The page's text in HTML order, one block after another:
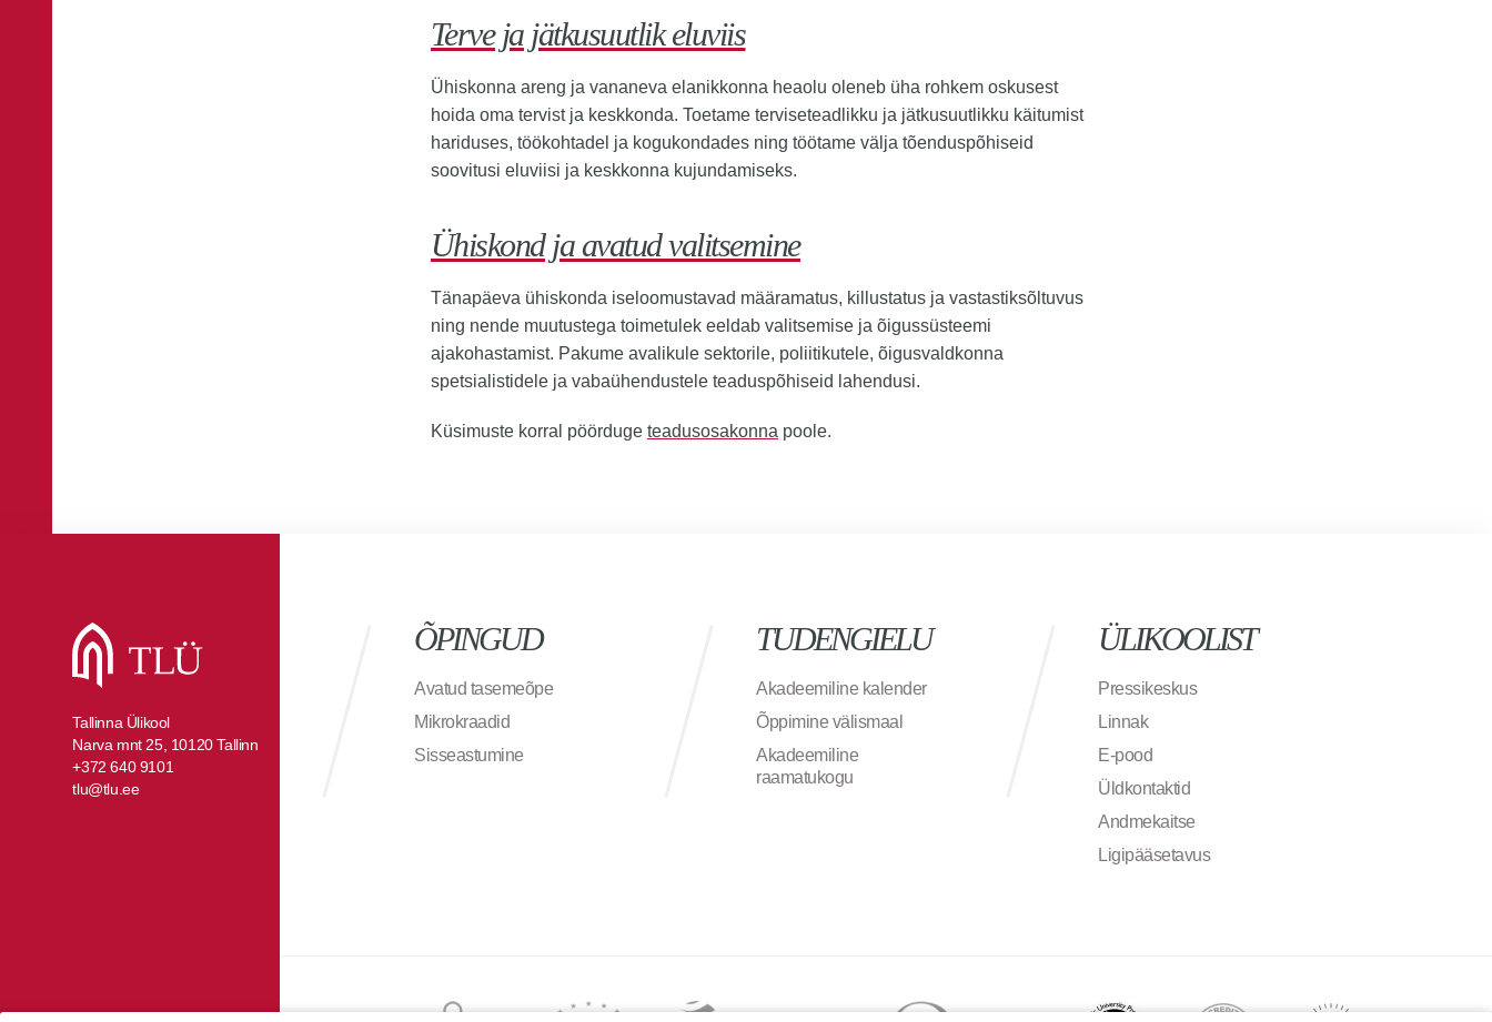
Terve ja jätkusuutlik eluviis
Ühiskonna areng ja vananeva elanikkonna heaolu oleneb üha rohkem oskusest
hoida oma tervist ja keskkonda. Toetame terviseteadlikku ja jätkusuutlikku käitumist
hariduses, töökohtadel ja kogukondades ning töötame välja tõenduspõhiseid
soovitusi eluviisi ja keskkonna kujundamiseks.
Ühiskond ja avatud valitsemine
Tänapäeva ühiskonda iseloomustavad määramatus, killustatus ja vastastiksõltuvus
ning nende muutustega toimetulek eeldab valitsemise ja õigussüsteemi
ajakohastamist. Pakume avalikule sektorile, poliitikutele, õigusvaldkonna
spetsialistidele ja vabaühendustele teaduspõhiseid lahendusi.
Küsimuste korral pöörduge teadusosakonna poole.
Tallinna Ülikool
Narva mnt 25, 10120 Tallinn
+372 640 9101
tlu@tlu.ee
ÕPINGUD
Avatud tasemeõpe
Mikrokraadid
Sisseastumine
TUDENGIELU
Akadeemiline kalender
Õppimine välismaal
Akadeemiline
raamatukogu
ÜLIKOOLIST
Pressikeskus
Linnak
E-pood
Üldkontaktid
Andmekaitse
Ligipääsetavus